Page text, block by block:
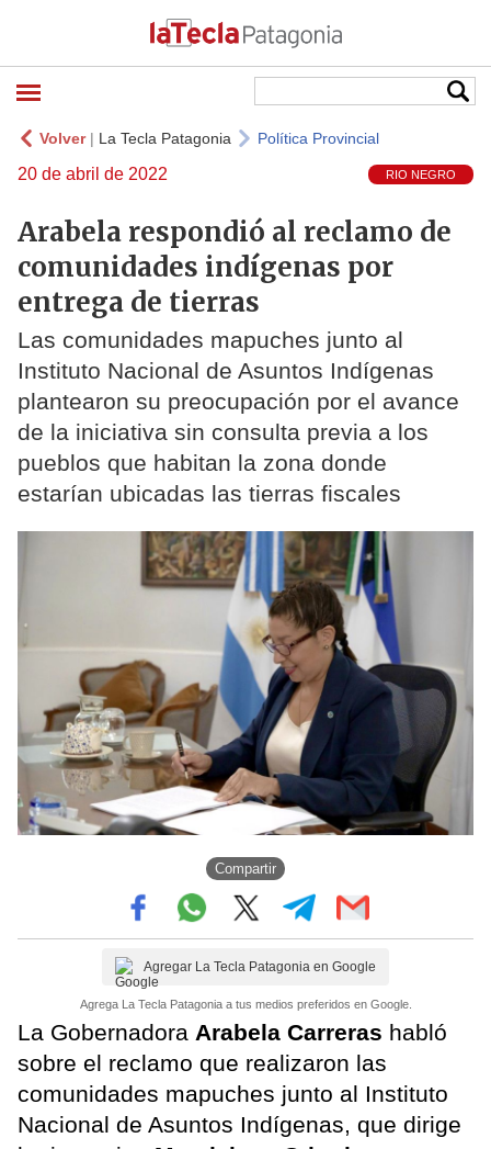
Volver| La Tecla Patagonia Política Provincial
20 de abril de 2022 RIO NEGRO
Arabela respondió al reclamo de
comunidades indígenas por
entrega de tierras
Las comunidades mapuches junto al
Instituto Nacional de Asuntos Indígenas
plantearon su preocupación por el avance
de la iniciativa sin consulta previa a los
pueblos que habitan la zona donde
estarían ubicadas las tierras fiscales
Compartir
Agregar La Tecla Patagonia en Google
Agrega La Tecla Patagonia a tus medios preferidos en Google.
La Gobernadora Arabela Carreras habló
sobre el reclamo que realizaron las
comunidades mapuches junto al Instituto
Nacional de Asuntos Indígenas, que dirige